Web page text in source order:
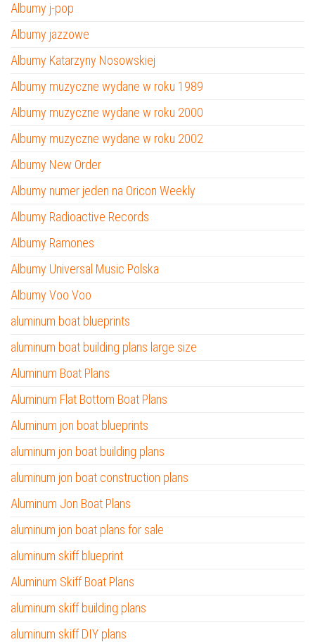
Albumy j-pop
Albumy jazzowe
Albumy Katarzyny Nosowskiej
Albumy muzyczne wydane w roku 1989
Albumy muzyczne wydane w roku 2000
Albumy muzyczne wydane w roku 2002
Albumy New Order
Albumy numer jeden na Oricon Weekly
Albumy Radioactive Records
Albumy Ramones
Albumy Universal Music Polska
Albumy Voo Voo
aluminum boat blueprints
aluminum boat building plans large size
Aluminum Boat Plans
Aluminum Flat Bottom Boat Plans
Aluminum jon boat blueprints
aluminum jon boat building plans
aluminum jon boat construction plans
Aluminum Jon Boat Plans
aluminum jon boat plans for sale
aluminum skiff blueprint
Aluminum Skiff Boat Plans
aluminum skiff building plans
aluminum skiff DIY plans